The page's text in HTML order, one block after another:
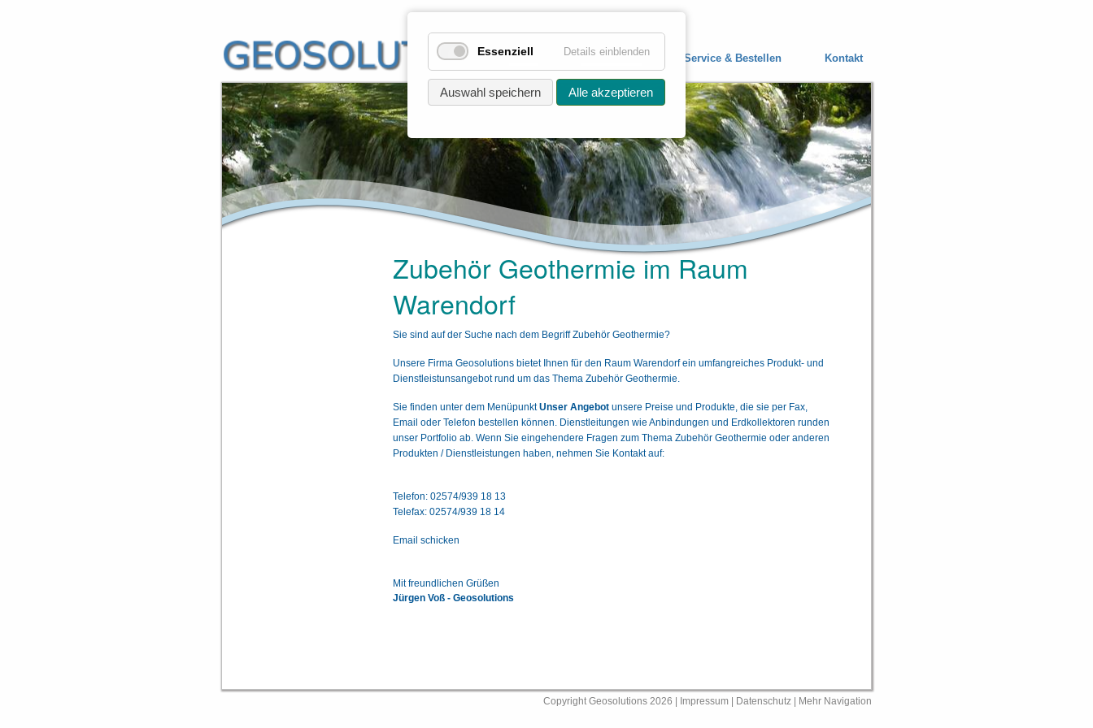
Home Produkte Service & Bestellen Kontakt
Zubehör Geothermie im Raum
Warendorf
Sie sind auf der Suche nach dem Begriff Zubehör Geothermie?
Unsere Firma Geosolutions bietet Ihnen für den Raum Warendorf ein umfangreiches Produkt- und
Dienstleistunsangebot rund um das Thema Zubehör Geothermie.
Sie finden unter dem MenüpunktUnser Angebot unsere Preise und Produkte, die sie per Fax,
Email oder Telefon bestellen können. Dienstleitungen wie Anbindungen und Erdkollektoren runden
unser Portfolio ab. Wenn Sie eingehendere Fragen zum Thema Zubehör Geothermie oder anderen
Produkten / Dienstleistungen haben, nehmen Sie Kontakt auf:
Telefon: 02574/939 18 13
Telefax: 02574/939 18 14
Email schicken
Mit freundlichen Grüßen
Jürgen Voß - Geosolutions
Copyright Geosolutions 2026 | Impressum Datenschutz Mehr Navigation
Essenziell Details einblenden
Auswahl speichern Alle akzeptieren